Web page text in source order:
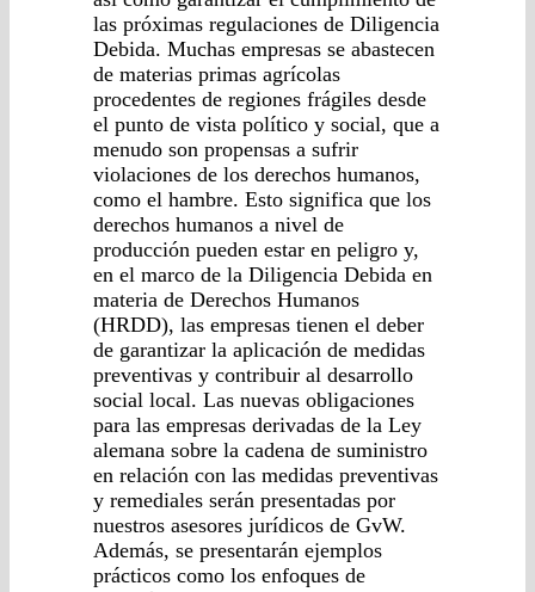
las próximas regulaciones de Diligencia
Debida. Muchas empresas se abastecen
de materias primas agrícolas
procedentes de regiones frágiles desde
el punto de vista político y social, que a
menudo son propensas a sufrir
violaciones de los derechos humanos,
como el hambre. Esto significa que los
derechos humanos a nivel de
producción pueden estar en peligro y,
en el marco de la Diligencia Debida en
materia de Derechos Humanos
(HRDD), las empresas tienen el deber
de garantizar la aplicación de medidas
preventivas y contribuir al desarrollo
social local. Las nuevas obligaciones
para las empresas derivadas de la Ley
alemana sobre la cadena de suministro
en relación con las medidas preventivas
y remediales serán presentadas por
nuestros asesores jurídicos de GvW.
Además, se presentarán ejemplos
prácticos como los enfoques de